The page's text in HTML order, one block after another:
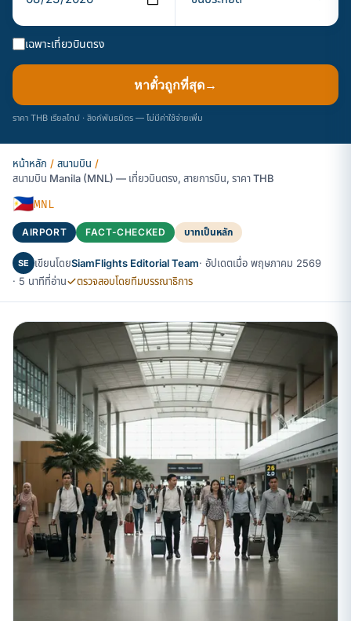
เฉพาะเที่ยวบินตรง
หาตั๋วถูกที่สุด→
ราคา THB เรียลไทม์ · ลิงก์พันธมิตร — ไม่มีค่าใช้จ่ายเพิ่ม
หน้าหลัก / สนามบิน /
สนามบิน Manila (MNL) — เที่ยวบินตรง, สายการบิน, ราคา THB
🇵🇭MNL
AIRPORT FACT-CHECKED บาทเป็นหลัก
SE เขียนโดยSiamFlights Editorial Team· อัปเดตเมื่อ พฤษภาคม 2569
· 5 นาทีที่อ่าน
ตรวจสอบโดยทีมบรรณาธิการ